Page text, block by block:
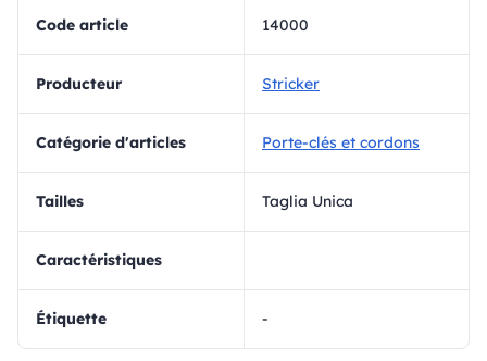
Code article 14000
Producteur Stricker
Catégorie d'articles Porte-clés et cordons
Tailles Taglia Unica
Caractéristiques
Étiquette -